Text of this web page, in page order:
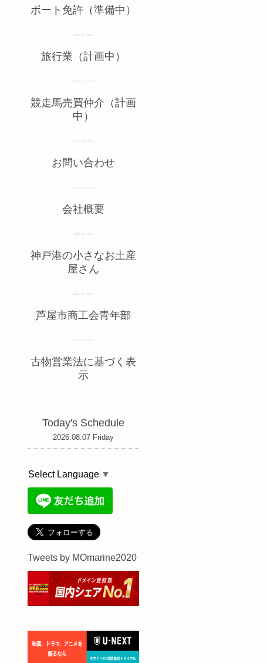
ボート免許（準備中）
旅行業（計画中）
競走馬売買仲介（計画
中）
お問い合わせ
会社概要
神戸港の小さなお土産
屋さん
芦屋市商工会青年部
古物営業法に基づく表
示
Today's Schedule
2026.08.07 Friday
Select Language ▼
Tweets by MOmarine2020